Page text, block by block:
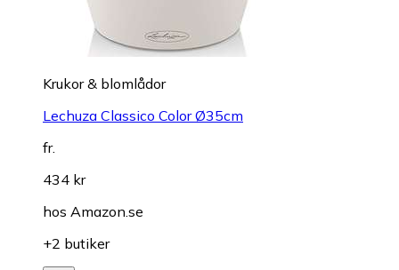
Krukor & blomlådor
Lechuza Classico Color Ø35cm
fr.
434 kr
hos Amazon.se
+2 butiker